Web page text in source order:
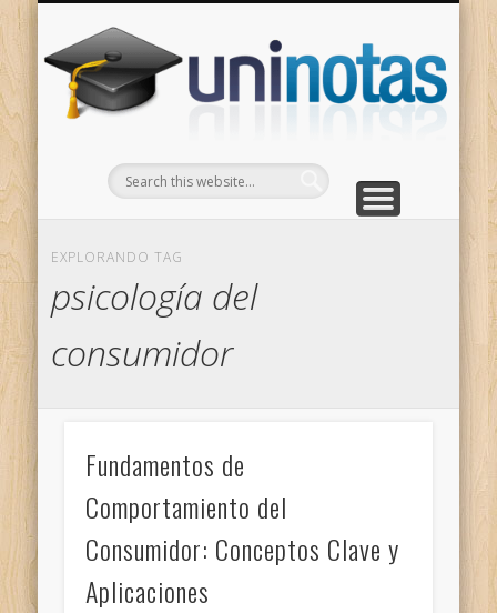
EXPLORANDO TAG
psicología del
consumidor
Fundamentos de
Comportamiento del
Consumidor: Conceptos Clave y
Aplicaciones